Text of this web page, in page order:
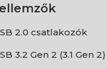
2.0 csatlakozók
3.2 Gen 2 (3.1 Gen